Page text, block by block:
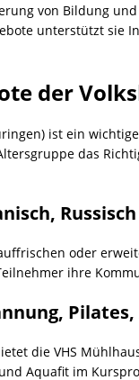
von Bildung
unterstützt sie
der
ist ein
das
oder
ihre
die VHS
Aquafit im